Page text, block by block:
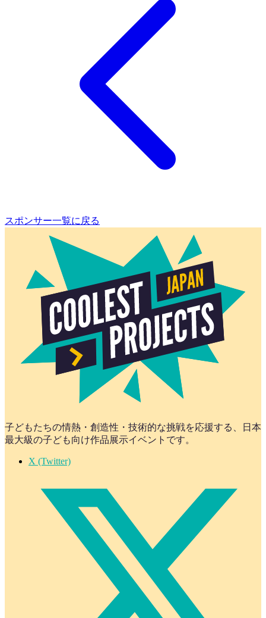
スポンサー一覧に戻る
子どもたちの情熱・創造性・技術的な挑戦を応援する、日本
最大級の子ども向け作品展示イベントです。
X (Twitter)